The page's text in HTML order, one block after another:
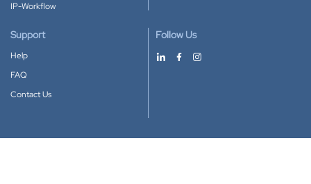
IP-Workflow
Support
Help
FAQ
Contact Us
Follow Us